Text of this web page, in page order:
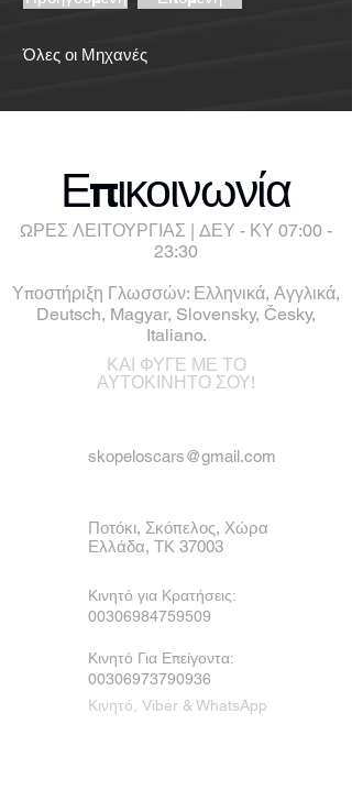
Όλες οι Μηχανές
Επικοινωνία
ΩΡΕΣ ΛΕΙΤΟΥΡΓΙΑΣ | ΔΕΥ - ΚΥ 07:00 -
23:30
Υποστήριξη Γλωσσών: Ελληνικά, Αγγλικά,
Deutsch, Magyar, Slovensky, Česky,
Italiano.
ΚΑΙ ΦΥΓΕ ΜΕ ΤΟ
ΑΥΤΟΚΙΝΗΤΟ ΣΟΥ!
skopeloscars@gmail.com
Ποτόκι, Σκόπελος, Χώρα
Ελλάδα, ΤΚ 37003
Κινητό για Κρατήσεις:
00306984759509
Κινητό Για Επείγοντα:
00306973790936
Κινητό, Viber & WhatsApp